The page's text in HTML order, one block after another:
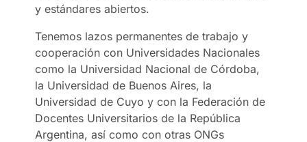
y estándares abiertos.
Tenemos lazos permanentes de trabajo y
cooperación con Universidades Nacionales
como la Universidad Nacional de Córdoba,
la Universidad de Buenos Aires, la
Universidad de Cuyo y con la Federación de
Docentes Universitarios de la República
Argentina, así como con otras ONGs